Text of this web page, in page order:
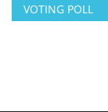
VOTING POLL